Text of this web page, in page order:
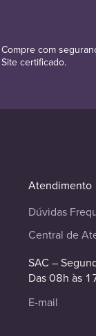
Compre com
Site certificado.
Atendimento
Dúvidas
Central de
SAC –
Das 08h às
E-mail